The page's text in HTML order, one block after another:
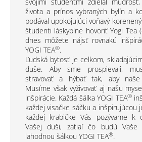
svojimi študentmi zdieľal
života a prínos vybraných bylín a
podával upokojujúci voňavý
študenti láskyplne hovoriť Yogi Tea
dnes môžete nájsť rovnakú
YOGI TEA®.
Ľudská bytosť je celkom,
duše. Aby sme prospievali,
stravovať a hýbať tak, aby naše
Musíme však vyživovať aj našu
inšpirácie. Každá šálka YOGI TEA®
každej visačke sáčku a inšpirujúcou
každej krabičke Vás pozývame k
Vašej duši, zatiaľ čo budú Vaše
lahodnou šálkou YOGI TEA®.